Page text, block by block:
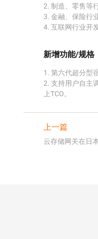
2. 制造、零售等
3. 金融、保险行
4. 互联网行业开
新增功能/规格
1. 第六代超分型
2. 支持用户自主
上TCO。
上一篇
云存储网关在日